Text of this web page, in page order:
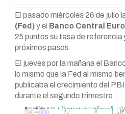
El pasado miércoles 26 de julio
(Fed)y el Banco Central
25 puntos su tasa de referencia
próximos pasos.
El jueves por la mañana el
lo mismo que la Fed al mismo
publicaba el crecimiento del
durante el segundo trimestre.